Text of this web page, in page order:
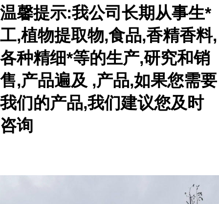
温馨提示:我公司长期从事生*
工,植物提取物,食品,香精香料,
各种精细*等的生产,研究和销
售,产品遍及 ,产品,如果您需要
我们的产品,我们建议您及时
咨询